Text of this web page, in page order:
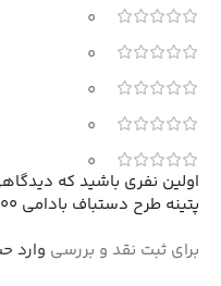
0
0
0
0
0
اولین نفری باشید که
پتینه طرح دستباف بادامی 1000 شانه کد 100626”
برای ثبت نقد و بررسی وارد